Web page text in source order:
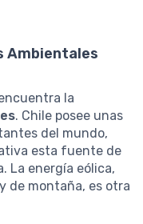
Ambientales
la
. Chile posee unas
del mundo,
esta fuente de
La energía eólica,
de montaña, es otra